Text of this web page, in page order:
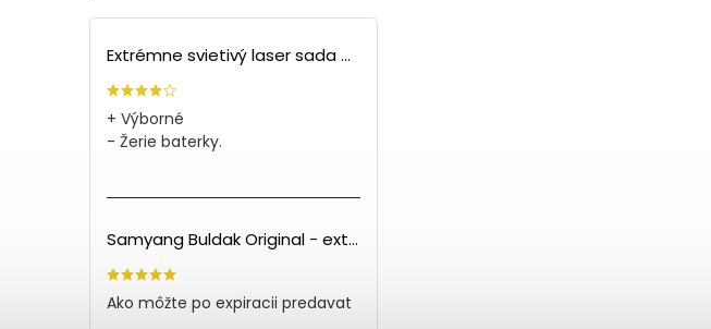
Extrémne svietivý laser sada + 4 nástavce
+ Výborné
- Žerie baterky.
Samyang Buldak Original - extra pálivé kuracie rezance (140g) PO EXPIRÁCII
Ako môžte po expiracii predavat